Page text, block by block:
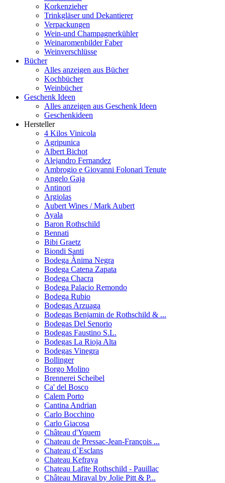
Korkenzieher
Trinkgläser und Dekantierer
Verpackungen
Wein-und Champagnerkühler
Weinaromenbilder Faber
Weinverschlüsse
Bücher
Alles anzeigen aus Bücher
Kochbücher
Weinbücher
Geschenk Ideen
Alles anzeigen aus Geschenk Ideen
Geschenkideen
Hersteller
4 Kilos Vinicola
Agripunica
Albert Bichot
Alejandro Fernandez
Ambrogio e Giovanni Folonari Tenute
Angelo Gaja
Antinori
Argiolas
Aubert Wines / Mark Aubert
Ayala
Baron Rothschild
Bennati
Bibi Graetz
Biondi Santi
Bodega Ànima Negra
Bodega Catena Zapata
Bodega Chacra
Bodega Palacio Remondo
Bodega Rubio
Bodegas Arzuaga
Bodegas Benjamin de Rothschild & ...
Bodegas Del Senorio
Bodegas Faustino S.L.
Bodegas La Rioja Alta
Bodegas Vinegra
Bollinger
Borgo Molino
Brennerei Scheibel
Ca' del Bosco
Calem Porto
Cantina Andrian
Carlo Bocchino
Carlo Giacosa
Château d'Yquem
Chateau de Pressac-Jean-François ...
Chateau d`Esclans
Chateau Kefraya
Chateau Lafite Rothschild - Pauillac
Château Miraval by Jolie Pitt & P...